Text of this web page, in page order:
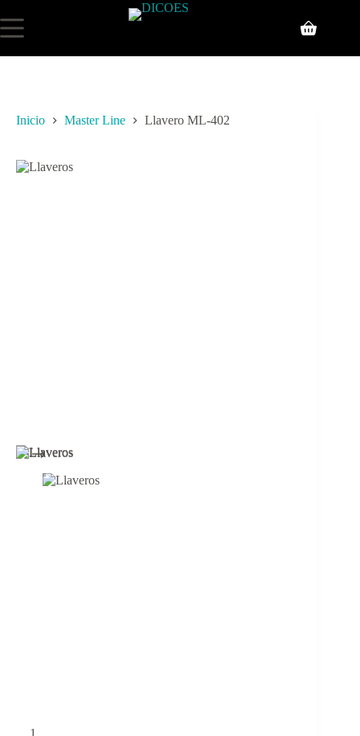
Inicio Master Line Llavero ML-402